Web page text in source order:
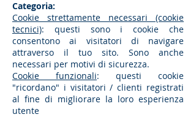
Categoria:
Cookie strettamente necessari (cookie
tecnici): questi sono i cookie che
consentono ai visitatori di navigare
attraverso il tuo sito. Sono anche
necessari per motivi di sicurezza.
Cookie funzionali: questi cookie
"ricordano" i visitatori / clienti registrati
al fine di migliorare la loro esperienza
utente